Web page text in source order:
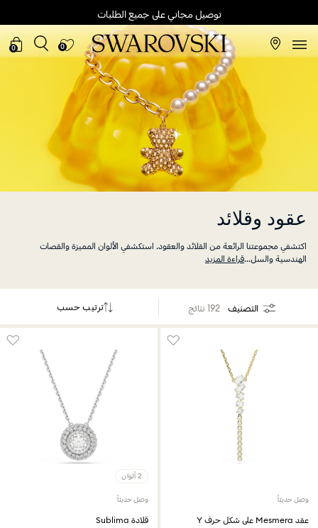
توصيل مجاني على جميع الطلبات
0
0
عقود وقلائد
اكتشفي مجموعتنا الرائعة من القلائد والعقود. استكشفي الألوان المميزة والقصات
الهندسية والسل...قراءة المزيد
التصنيف 192 نتائج ترتيب حسب
وصل حديثاً
عقد Mesmera على شكل حرف Y
2 ألوان
وصل حديثاً
قلادة Sublima